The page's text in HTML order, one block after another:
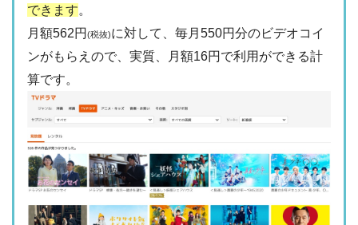
できます。
月額562円 (税抜)に対して、毎月550円分のビデオコイ
ンがもらえので、実質、月額16円で利用ができる計
算です。